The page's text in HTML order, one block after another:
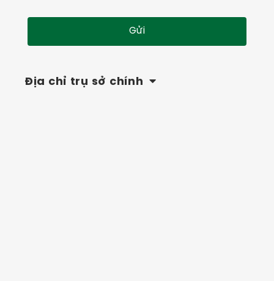
Địa chỉ trụ sở chính